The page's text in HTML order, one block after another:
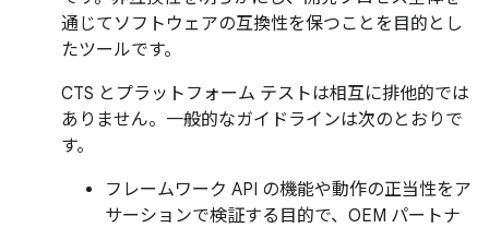
通じてソフトウェアの互換性を保つことを目的とし
たツールです。
CTS とプラットフォーム テストは相互に排他的では
ありません。一般的なガイドラインは次のとおりで
す。
フレームワーク API の機能や動作の正当性をア
サーションで検証する目的で、OEM パートナ